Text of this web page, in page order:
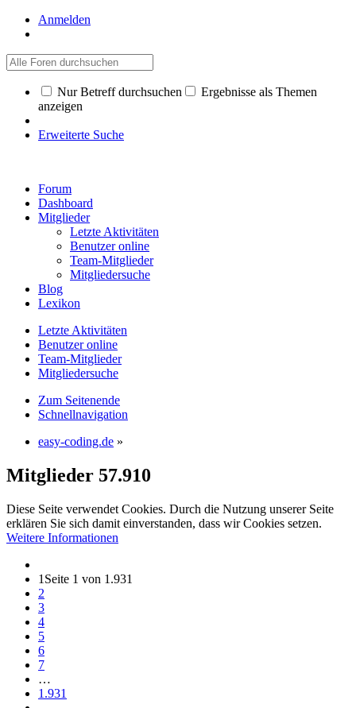
Anmelden
Nur Betreff durchsuchen
Ergebnisse als Themen
anzeigen
Erweiterte Suche
Forum
Dashboard
Mitglieder
Letzte Aktivitäten
Benutzer online
Team-Mitglieder
Mitgliedersuche
Blog
Lexikon
Letzte Aktivitäten
Benutzer online
Team-Mitglieder
Mitgliedersuche
Zum Seitenende
Schnellnavigation
easy-coding.de »
Mitglieder 57.910
Diese Seite verwendet Cookies. Durch die Nutzung unserer Seite
erklären Sie sich damit einverstanden, dass wir Cookies setzen.
Weitere Informationen
1 Seite 1 von 1.931
2
3
4
5
6
7
…
1.931